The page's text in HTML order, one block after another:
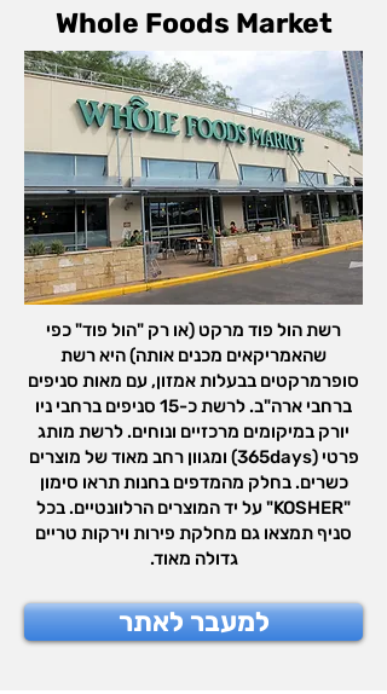
Whole Foods Market
רשת הול פוד מרקט (או רק "הול פוד" כפי
שהאמריקאים מכנים אותה) היא רשת
סופרמרקטים בבעלות אמזון, עם מאות סניפים
ברחבי ארה"ב. לרשת כ-15 סניפים ברחבי ניו
יורק במיקומים מרכזיים ונוחים. לרשת מותג
פרטי (365days) ומגוון רחב מאוד של מוצרים
כשרים. בחלק מהמדפים בחנות תראו סימון
"KOSHER" על יד המוצרים הרלוונטיים. בכל
סניף תמצאו גם מחלקת פירות וירקות טריים
גדולה מאוד.
למעבר לאתר